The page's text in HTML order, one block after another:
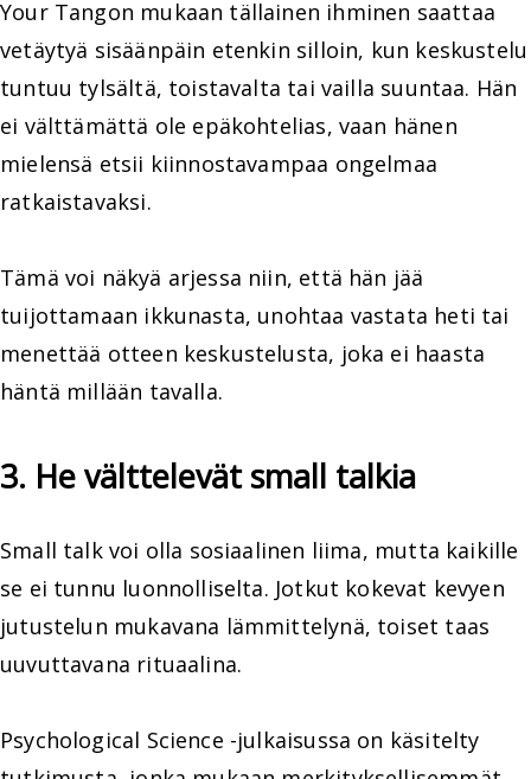
Your Tangon mukaan tällainen ihminen saattaa
vetäytyä sisäänpäin etenkin silloin, kun keskustelu
tuntuu tylsältä, toistavalta tai vailla suuntaa. Hän
ei välttämättä ole epäkohtelias, vaan hänen
mielensä etsii kiinnostavampaa ongelmaa
ratkaistavaksi.
Tämä voi näkyä arjessa niin, että hän jää
tuijottamaan ikkunasta, unohtaa vastata heti tai
menettää otteen keskustelusta, joka ei haasta
häntä millään tavalla.
3. He välttelevät small talkia
Small talk voi olla sosiaalinen liima, mutta kaikille
se ei tunnu luonnolliselta. Jotkut kokevat kevyen
jutustelun mukavana lämmittelynä, toiset taas
uuvuttavana rituaalina.
Psychological Science -julkaisussa on käsitelty